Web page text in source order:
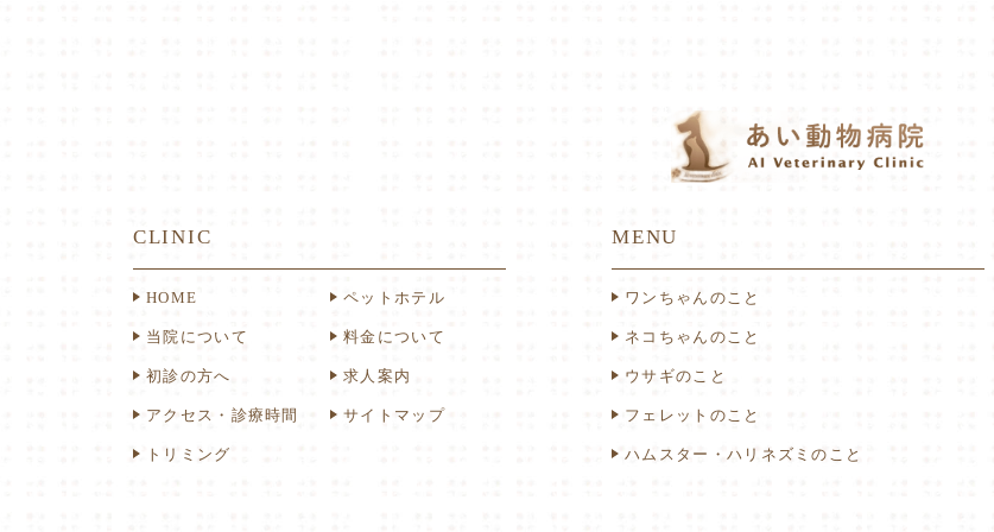
CLINIC
HOME
当院について
初診の方へ
アクセス・診療時間
トリミング
ペットホテル
料金について
求人案内
サイトマップ
MENU
ワンちゃんのこと
ネコちゃんのこと
ウサギのこと
フェレットのこと
ハムスター・ハリネズミのこと